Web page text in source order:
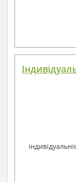
Завжди раді Вам